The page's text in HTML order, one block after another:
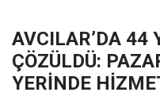
AVCILAR’DA 44
ÇÖZÜLDÜ:
YERİNDE